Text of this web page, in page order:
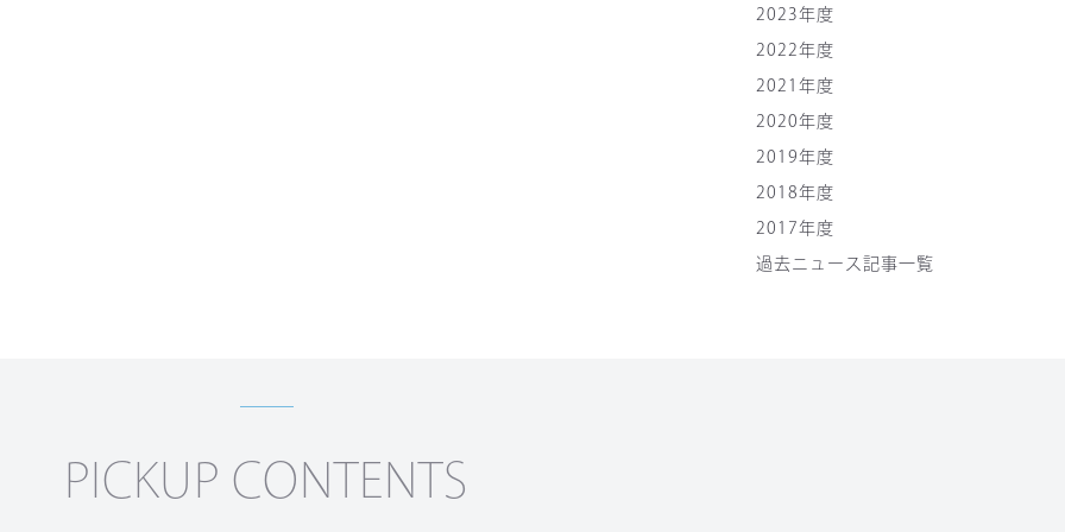
2023年度
2022年度
2021年度
2020年度
2019年度
2018年度
2017年度
過去ニュース記事一覧
PICKUP CONTENTS